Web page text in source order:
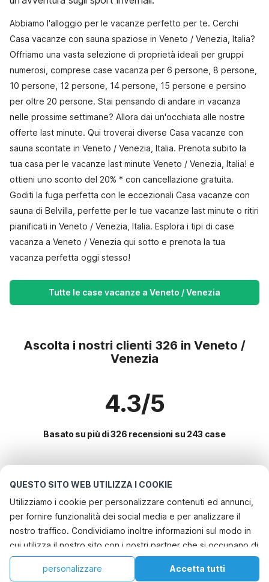
QUESTO SITO WEB UTILIZZA I COOKIE
Utilizziamo i cookie per personalizzare contenuti ed annunci,
per fornire funzionalità dei social media e per analizzare il
nostro traffico. Condividiamo inoltre informazioni sul modo in
cui utilizza il nostro sito con i nostri partner che si occupano di
analisi dei dati web, pubblicità e social media, i quali
potrebbero combinarle con altre informazioni che ha fornito
Accetta tutti
personalizzare
Abbiamo l'alloggio per le vacanze perfetto per te. Cerchi
Casa vacanze con sauna spaziose in Veneto / Venezia, Italia?
Offriamo una vasta selezione di proprietà ideali per gruppi
numerosi, comprese case vacanza per 6 persone, 8 persone,
10 persone, 12 persone, 14 persone, 15 persone e persino
per oltre 20 persone. Stai pensando di andare in vacanza
nelle prossime settimane? Allora dai un'occhiata alle nostre
offerte last minute. Qui troverai diverse Casa vacanze con
sauna scontate in Veneto / Venezia, Italia. Prenota subito la
tua casa per le vacanze last minute Veneto / Venezia, Italia! e
ottieni uno sconto del 20% * con cancellazione gratuita.
Goditi la fuga perfetta con le eccezionali Casa vacanze con
sauna di Belvilla, perfette per le tue vacanze last minute o ritiri
pianificati in Veneto / Venezia, Italia. Esplora i tipi di case
vacanza a Veneto / Venezia qui sotto e prenota la tua
vacanza perfetta oggi stesso!
Tutte le case vacanze a Veneto / Venezia
Ascolta i nostri clienti 326 in Veneto /
Venezia
4.3/5
Basato su più di 326 recensioni su 243 case
Le destinazioni più popolari per le
vacanze
Servizi più popolari per le vacanze in Veneto / venezia
Casa vacanze a misura di bambino
Casa vacanze con piscina
Vacanza con il cane - Casa vacanze pet friendly
Le migliori regioni con i migliori servizi per le vacanze
Vacanza con il cane - Casa vacanze pet friendly italia-del-nord
Città con i migliori servizi per le vacanze